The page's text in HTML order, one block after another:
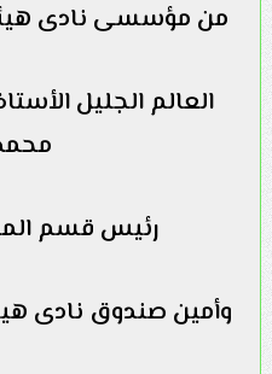
من مؤسسى نادى
العالم الجليل
رئيس قسم
وأمين صندوق نادى